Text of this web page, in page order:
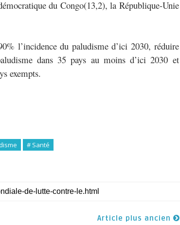
du Congo(13,2), la République-Unie
l’incidence du paludisme d’ici 2030, réduire
dans 35 pays au moins d’ici 2030 et
exempts.
# Santé
Article plus ancien